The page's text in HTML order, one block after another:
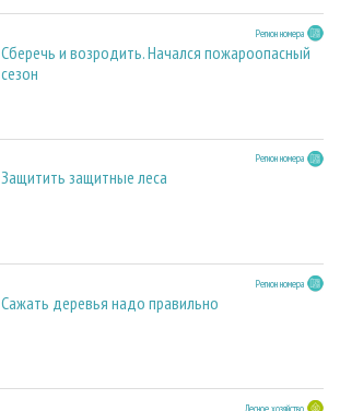
Регион номера
Сберечь и возродить. Начался пожароопасный
сезон
Регион номера
Защитить защитные леса
Регион номера
Сажать деревья надо правильно